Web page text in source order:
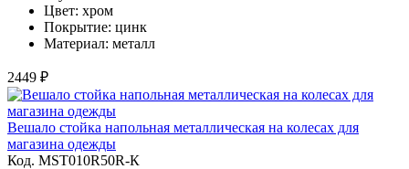
Цвет: хром
Покрытие: цинк
Материал: металл
2449 ₽
Вешало стойка напольная металлическая на колесах для
магазина одежды
Код. MST010R50R-К